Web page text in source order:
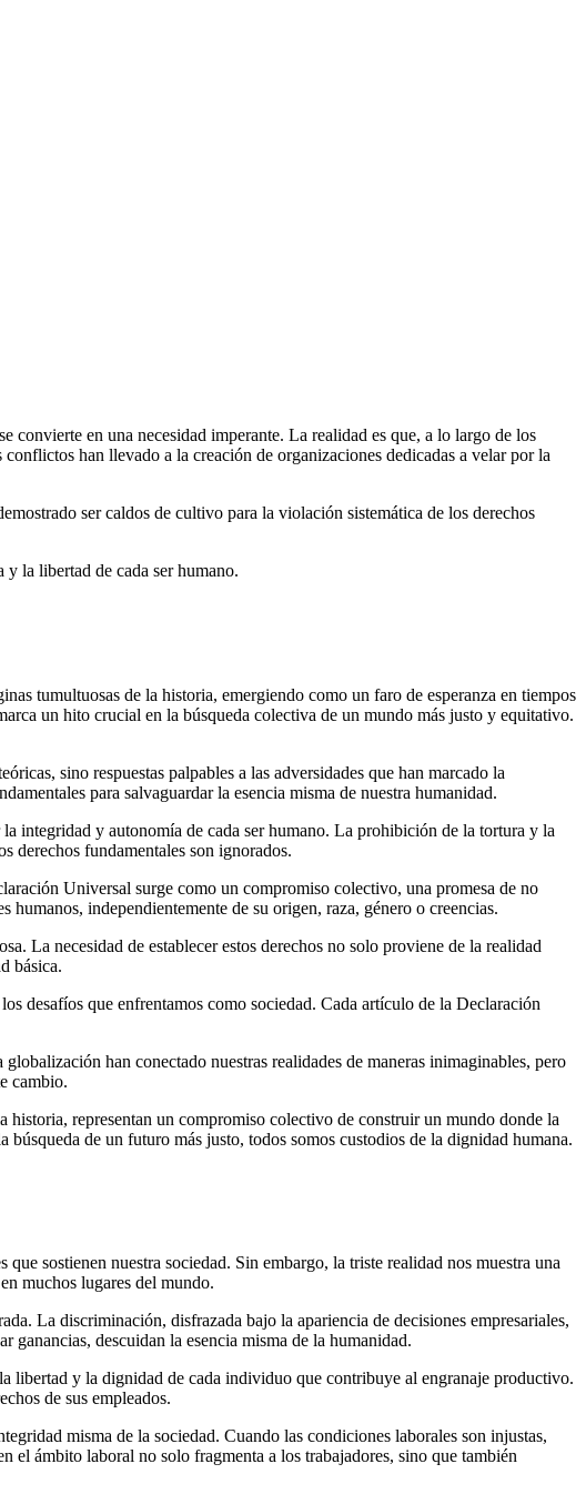
en una necesidad imperante. La realidad es que, a lo largo de los
han llevado a la creación de organizaciones dedicadas a velar por la
ser caldos de cultivo para la violación sistemática de los derechos
la libertad de cada ser humano.
tumultuosas de la historia, emergiendo como un faro de esperanza en tiempos
un hito crucial en la búsqueda colectiva de un mundo más justo y equitativo.
sino respuestas palpables a las adversidades que han marcado la
para salvaguardar la esencia misma de nuestra humanidad.
integridad y autonomía de cada ser humano. La prohibición de la tortura y la
derechos fundamentales son ignorados.
Universal surge como un compromiso colectivo, una promesa de no
independientemente de su origen, raza, género o creencias.
La necesidad de establecer estos derechos no solo proviene de la realidad
básica.
desafíos que enfrentamos como sociedad. Cada artículo de la Declaración
han conectado nuestras realidades de maneras inimaginables, pero
cambio.
historia, representan un compromiso colectivo de construir un mundo donde la
de un futuro más justo, todos somos custodios de la dignidad humana.
sostienen nuestra sociedad. Sin embargo, la triste realidad nos muestra una
muchos lugares del mundo.
La discriminación, disfrazada bajo la apariencia de decisiones empresariales,
ganancias, descuidan la esencia misma de la humanidad.
libertad y la dignidad de cada individuo que contribuye al engranaje productivo.
de sus empleados.
misma de la sociedad. Cuando las condiciones laborales son injustas,
el ámbito laboral no solo fragmenta a los trabajadores, sino que también